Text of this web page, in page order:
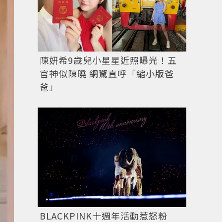
安心亞入手Crystal Haze懷舊小熊系列，網友留言「
陳妍希9歲兒小星星近照曝光！五
官神似陳曉 網驚直呼「縮小版爸
爸」
BLACKPINK十週年活動惹怒粉